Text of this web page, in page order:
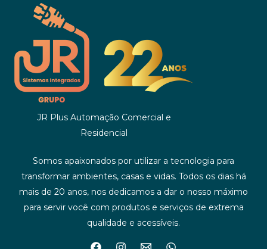
JR Plus Automação Comercial e
Residencial
Somos apaixonados por utilizar a tecnologia para
transformar ambientes, casas e vidas. Todos os dias há
mais de 20 anos, nos dedicamos a dar o nosso máximo
para servir você com produtos e serviços de extrema
qualidade e acessíveis.